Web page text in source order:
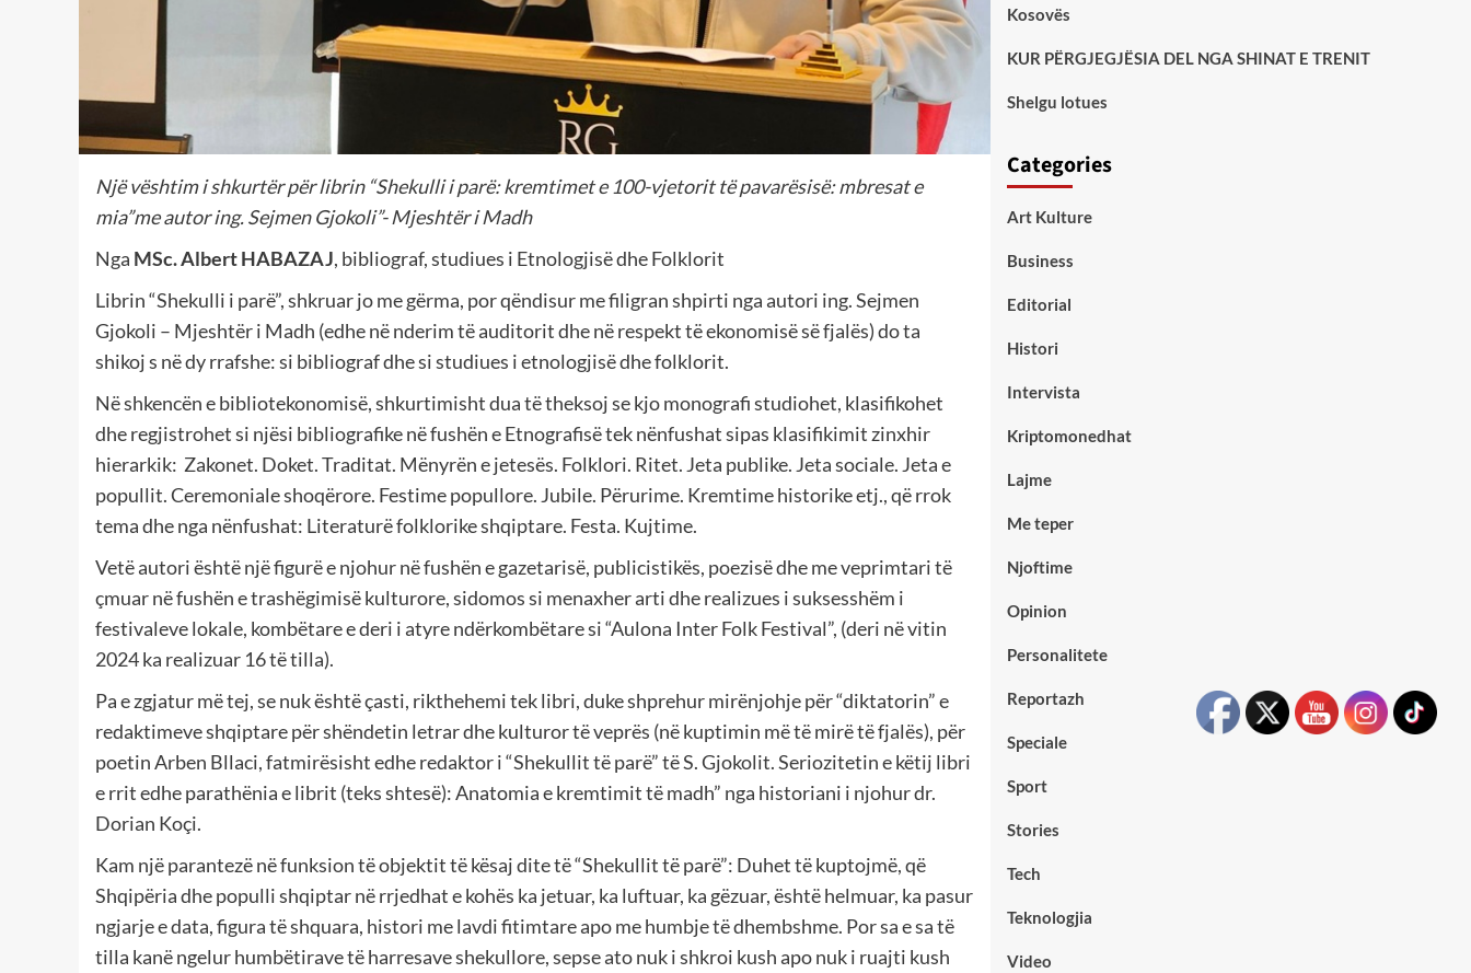
Një vështim i shkurtër për librin “Shekulli i parë: kremtimet e 100-vjetorit të pavarësisë: mbresat e
mia”me autor ing. Sejmen Gjokoli”- Mjeshtër i Madh
Nga MSc. Albert HABAZAJ, bibliograf, studiues i Etnologjisë dhe Folklorit
Librin “Shekulli i parë”, shkruar jo me gërma, por qëndisur me filigran shpirti nga autori ing. Sejmen
Gjokoli – Mjeshtër i Madh (edhe në nderim të auditorit dhe në respekt të ekonomisë së fjalës) do ta
shikoj s në dy rrafshe: si bibliograf dhe si studiues i etnologjisë dhe folklorit.
Në shkencën e bibliotekonomisë, shkurtimisht dua të theksoj se kjo monografi studiohet, klasifikohet
dhe regjistrohet si njësi bibliografike në fushën e Etnografisë tek nënfushat sipas klasifikimit zinxhir
hierarkik: Zakonet. Doket. Traditat. Mënyrën e jetesës. Folklori. Ritet. Jeta publike. Jeta sociale. Jeta e
popullit. Ceremoniale shoqërore. Festime popullore. Jubile. Përurime. Kremtime historike etj., që rrok
tema dhe nga nënfushat: Literaturë folklorike shqiptare. Festa. Kujtime.
Vetë autori është një figurë e njohur në fushën e gazetarisë, publicistikës, poezisë dhe me veprimtari të
çmuar në fushën e trashëgimisë kulturore, sidomos si menaxher arti dhe realizues i suksesshëm i
festivaleve lokale, kombëtare e deri i atyre ndërkombëtare si “Aulona Inter Folk Festival”, (deri në vitin
2024 ka realizuar 16 të tilla).
Pa e zgjatur më tej, se nuk është çasti, rikthehemi tek libri, duke shprehur mirënjohje për “diktatorin” e
redaktimeve shqiptare për shëndetin letrar dhe kulturor të veprës (në kuptimin më të mirë të fjalës), për
poetin Arben Bllaci, fatmirësisht edhe redaktor i “Shekullit të parë” të S. Gjokolit. Seriozitetin e këtij libri
e rrit edhe parathënia e librit (teks shtesë): Anatomia e kremtimit të madh” nga historiani i njohur dr.
Dorian Koçi.
Kam një parantezë në funksion të objektit të kësaj dite të “Shekullit të parë”: Duhet të kuptojmë, që
Shqipëria dhe populli shqiptar në rrjedhat e kohës ka jetuar, ka luftuar, ka gëzuar, është helmuar, ka pasur
ngjarje e data, figura të shquara, histori me lavdi fitimtare apo me humbje të dhembshme. Por sa e sa të
tilla kanë ngelur humbëtirave të harresave shekullore, sepse ato nuk i shkroi kush apo nuk i ruajti kush
Kosovës
KUR PËRGJEGJËSIA DEL NGA SHINAT E TRENIT
Shelgu lotues
Categories
Art Kulture
Business
Editorial
Histori
Intervista
Kriptomonedhat
Lajme
Me teper
Njoftime
Opinion
Personalitete
Reportazh
Speciale
Sport
Stories
Tech
Teknologjia
Video